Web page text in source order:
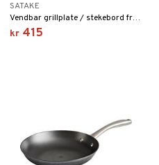
SATAKE
Vendbar grillplate / stekebord fra Satake Outdoor.
kr 415